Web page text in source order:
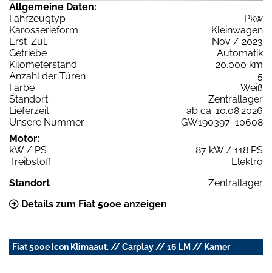
Allgemeine Daten:
Fahrzeugtyp
Pkw
Karosserieform
Kleinwagen
Erst-Zul.
Nov / 2023
Getriebe
Automatik
Kilometerstand
20.000 km
Anzahl der Türen
5
Farbe
Weiß
Standort
Zentrallager
Lieferzeit
ab ca. 10.08.2026
Unsere Nummer
GW190397_10608
Motor:
kW / PS
87 kW / 118 PS
Treibstoff
Elektro
Standort
Zentrallager
Details zum Fiat 500e anzeigen
Fiat 500e Icon Klimaaut. // Carplay // 16 LM // Kamer